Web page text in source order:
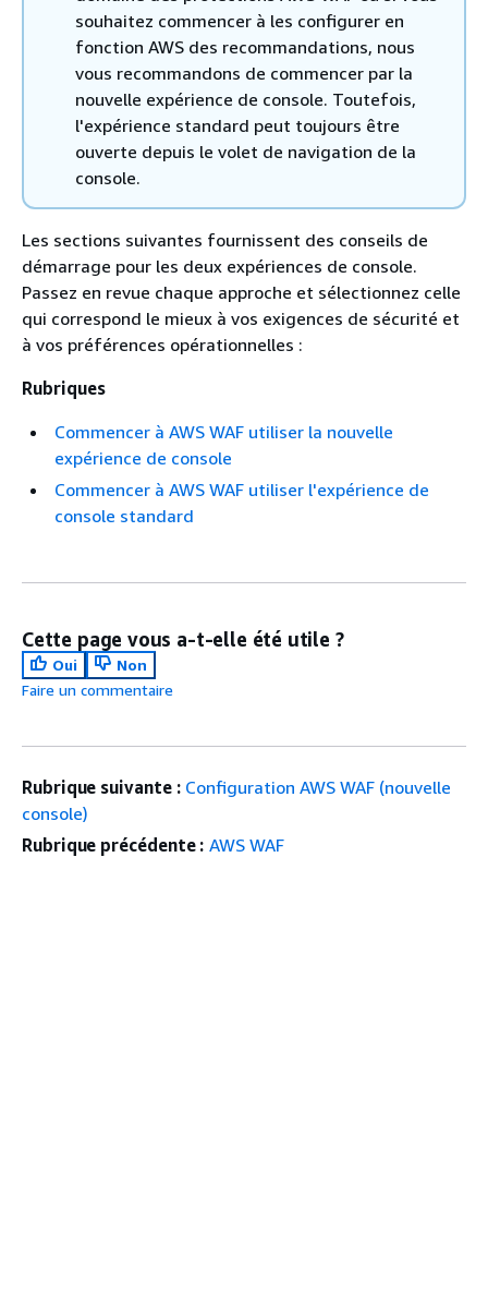
souhaitez commencer à les configurer en
fonction AWS des recommandations, nous
vous recommandons de commencer par la
nouvelle expérience de console. Toutefois,
l'expérience standard peut toujours être
ouverte depuis le volet de navigation de la
console.
Les sections suivantes fournissent des conseils de
démarrage pour les deux expériences de console.
Passez en revue chaque approche et sélectionnez celle
qui correspond le mieux à vos exigences de sécurité et
à vos préférences opérationnelles :
Rubriques
Commencer à AWS WAF utiliser la nouvelle
expérience de console
Commencer à AWS WAF utiliser l'expérience de
console standard
Cette page vous a-t-elle été utile ?
Oui
Non
Faire un commentaire
Rubrique suivante : Configuration AWS WAF (nouvelle
console)
Rubrique précédente : AWS WAF